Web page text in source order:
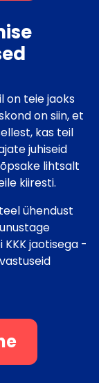
on teie jaoks
on siin, et
kas teil
juhiseid
lihtsalt
kiiresti.
ühendust
jaotisega -